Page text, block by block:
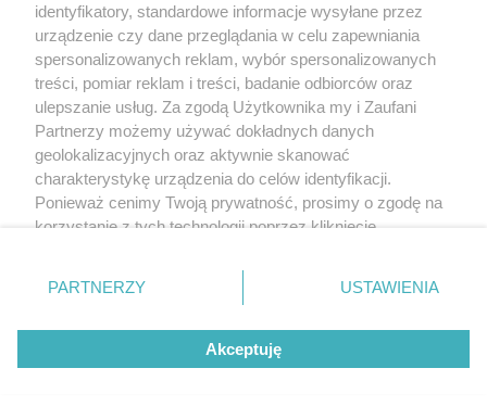
Żaden utwór zamieszczony w serwisie nie może być powielany i
rozpowszechniany lub dalej rozpowszechniany w jakikolwiek sposób (w
tym także elektroniczny lub mechaniczny) na jakimkolwiek polu
eksploatacji w jakiejkolwiek formie, włącznie z umieszczaniem w Internecie
bez pisemnej zgody właściciela praw. Jakiekolwiek użycie lub
wykorzystanie utworów w całości lub w części z naruszeniem prawa, tzn.
bez właściwej zgody, jest zabronione pod groźbą kary i może być ścigane
prawnie.
O nas
identyfikatory, standardowe informacje wysyłane przez
urządzenie czy dane przeglądania w celu zapewniania
spersonalizowanych reklam, wybór spersonalizowanych
treści, pomiar reklam i treści, badanie odbiorców oraz
ulepszanie usług. Za zgodą Użytkownika my i Zaufani
Partnerzy możemy używać dokładnych danych
geolokalizacyjnych oraz aktywnie skanować
charakterystykę urządzenia do celów identyfikacji.
Ponieważ cenimy Twoją prywatność, prosimy o zgodę na
korzystanie z tych technologii poprzez kliknięcie
zmienić/wycofać klikając przycisk ustawień prywatności
znajdujący się w lewym dolnym rogu strony
rodzaje przetwarzania danych nie wymagają zgody
użytkownika, ale masz prawo sprzeciwić się takiemu
przetwarzaniu. Preferencje będą miały zastosowanie tylko
PARTNERZY USTAWIENIA
Akceptuję